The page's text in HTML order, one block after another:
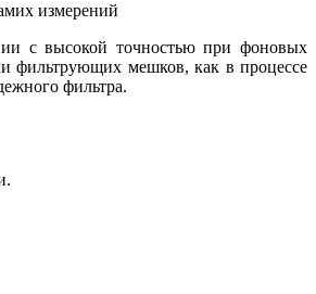
измерений
с высокой точностью при фоновых
фильтрующих мешков, как в процессе
фильтра.